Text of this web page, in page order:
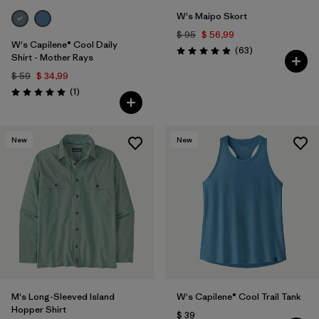
W's Capilene® Cool Daily
Shirt - Mother Rays
$ 59 $ 34,99
Valoración: 5.0 / 5
(1Comentarios
)
W's Maipo Skort
$ 95 $ 56,99
Valoración: 4.9 / 5
(63Comentarios
)
New
M's Long-Sleeved Island
Hopper Shirt
New
W's Capilene® Cool Trail Tank
$ 39